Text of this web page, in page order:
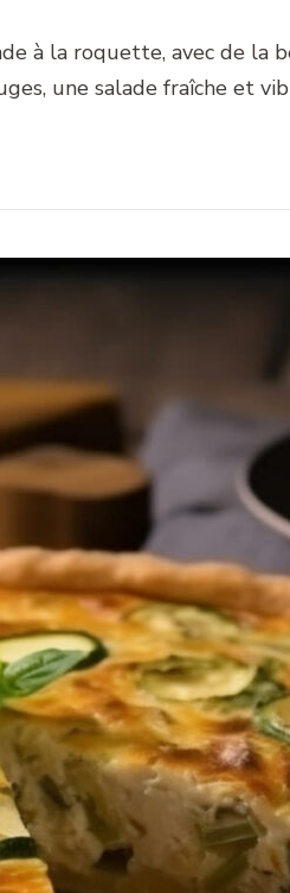
à la roquette, avec de la
une salade fraîche et